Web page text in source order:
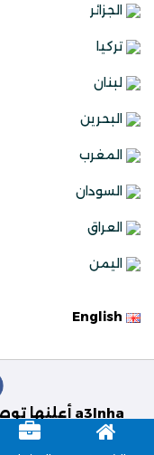
الجزائر
تركيا
لبنان
البحرين
المغرب
السودان
العراق
اليمن
a3lnha أعلنها توصل مكانها اعلانات مبوبة © 2026
تصميم